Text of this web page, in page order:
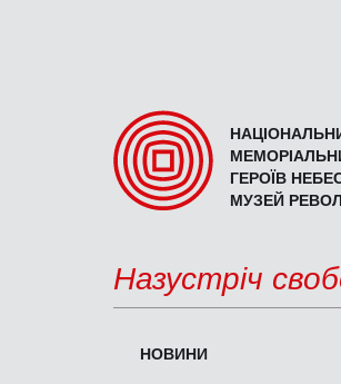
ГЕРОЇВ
МУЗЕЙ
Назустріч
НОВИНИ